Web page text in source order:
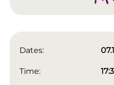
Dates:
Time: